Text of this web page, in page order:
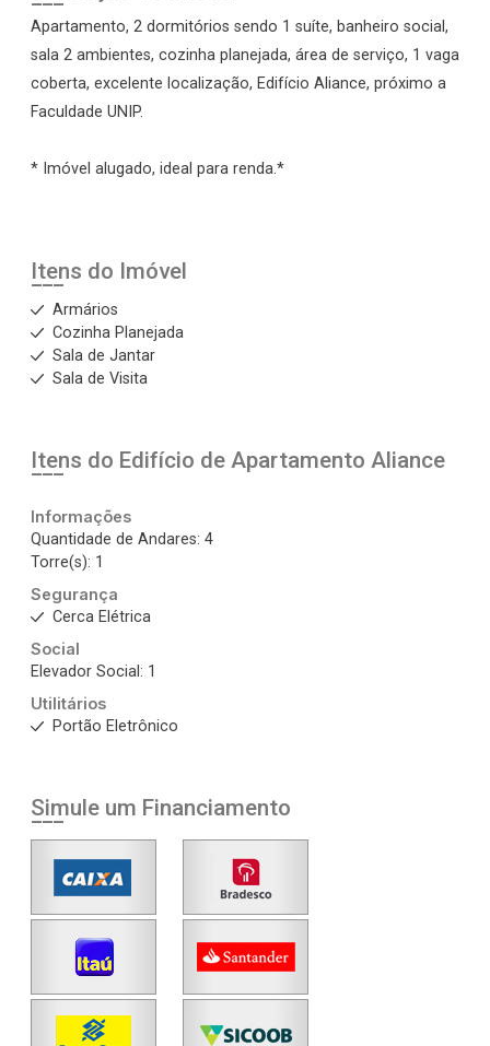
Apartamento, 2 dormitórios sendo 1 suíte, banheiro social,
sala 2 ambientes, cozinha planejada, área de serviço, 1 vaga
coberta, excelente localização, Edifício Aliance, próximo a
Faculdade UNIP.
* Imóvel alugado, ideal para renda.*
Itens do Imóvel
Armários
Cozinha Planejada
Sala de Jantar
Sala de Visita
Itens do Edifício de Apartamento Aliance
Informações
Quantidade de Andares: 4
Torre(s): 1
Segurança
Cerca Elétrica
Social
Elevador Social: 1
Utilitários
Portão Eletrônico
Simule um Financiamento